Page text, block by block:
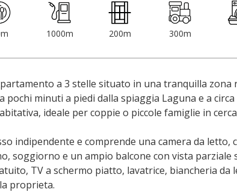
1000m 200m 300m
a 3 stelle situato in una tranquilla zona
pochi minuti a piedi dalla spiaggia Laguna e a
ideale per coppie o piccole famiglie in
indipendente e comprende una camera da letto,
soggiorno e un ampio balcone con vista parziale
TV a schermo piatto, lavatrice, biancheria da
proprieta.